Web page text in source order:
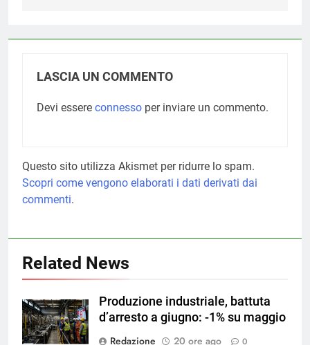
LASCIA UN COMMENTO
Devi essere connesso per inviare un commento.
Questo sito utilizza Akismet per ridurre lo spam.
Scopri come vengono elaborati i dati derivati dai
commenti.
Related News
Produzione industriale, battuta
d’arresto a giugno: -1% su maggio
Redazione
20 ore ago 0